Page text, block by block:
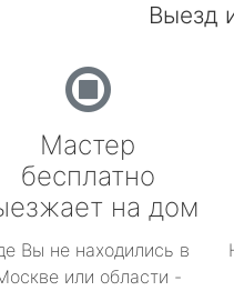
Выезд
Мастер
бесплатно
на дом
Вы не находились в
или области -